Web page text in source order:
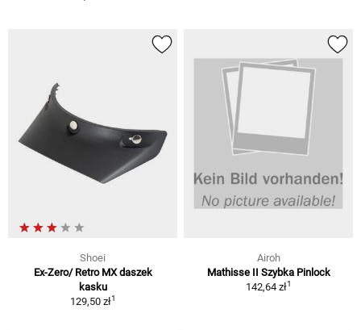
Shoei
Ex-Zero/ Retro MX daszek
kasku
129,50 zł1
Airoh
Mathisse II Szybka Pinlock
142,64 zł1